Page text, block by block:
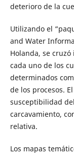
deterioro de la
Utilizando el
and Water
Holanda, se
cada uno de los
determinados
de los procesos.
susceptibilidad
carcavamiento,
relativa.
Los mapas